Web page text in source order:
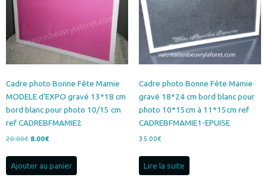
Cadre photo Bonne Fête Mamie
MODELE d’EXPO gravé 13*18 cm
bord blanc pour photo 10/15 cm
ref CADREBFMAMIE2
20.00€ Le
8.00€Le
est :
Ajouter au panier
Cadre photo Bonne Fête Mamie
gravé 18*24 cm bord blanc pour
photo 10*15cm à 11*15cm ref
CADREBFMAMIE1-EPUISE
35.00€
Lire la suite